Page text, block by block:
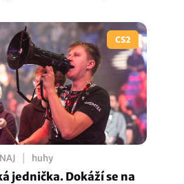
CS2
huhy
jednička. Dokáží se na